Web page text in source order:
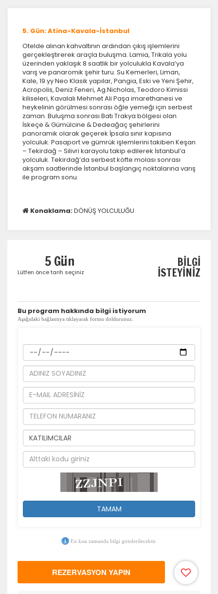
İstatistik Çerezleri
Ziyaretçilerin siteyi nasıl kullandığını anonim olarak
ölçeriz. Hangi sayfaların popüler olduğunu ve
kullanıcıların nerede zorluk yaşadığını anlamamıza
yardımcı olur.
Pazarlama Çerezleri
Size ve ilgi alanlarınıza uygun reklamlar göstermek için
kullanılır. Kapatırsanız reklamları görmeye devam
edersiniz, ancak daha az alakalı olabilirler.
5. Gün: Atina-Kavala-İstanbul
Otelde alınan kahvaltının ardından çıkış işlemlerini
gerçekleştirerek araçla buluşma. Lamia, Trikala yolu
üzerinden yaklaşık 8 saatlik bir yolculukla Kavala’ya
varış ve panaromik şehir turu. Su Kemerleri, Liman,
Kale, 19.yy Neo Klasik yapılar, Pangia, Eski ve Yeni Şehir,
Acropolis, Deniz Feneri, Ag.Nicholas, Teodoro Kimissi
kiliseleri, Kavalalı Mehmet Ali Paşa imarethanesi ve
heykelinin görülmesi sonrası öğle yemeği için serbest
zaman. Buluşma sonrası Batı Trakya bölgesi olan
İskeçe & Gümülcine & Dedeağaç şehirlerini
panoramik olarak geçerek İpsala sınır kapısına
yolculuk. Pasaport ve gümrük işlemlerini takiben Keşan
– Tekirdağ – Silivri karayolu takip edilerek İstanbul’a
yolculuk. Tekirdağ’da serbest köfte molası sonrası
akşam saatlerinde İstanbul başlangıç noktalarına varış
ile program sonu.
Konaklama:DÖNÜŞ YOLCULUĞU
5 Gün
Lütfen önce tarih seçiniz
BİLGİ
İSTEYİNİZ
​Bu program hakkında bilgi istiyorum
Aşağıdaki bağlantıya tıklayarak formu doldurunuz.
TAMAM
En kısa zamanda bilgi gönderilecektir.
REZERVASYON YAPIN